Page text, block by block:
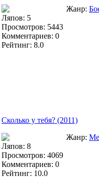
Жанр:
Ляпов: 5
Просмотров: 5443
Комментариев: 0
Рейтинг: 8.0
Сколько у тебя? (2011)
Жанр:
Ляпов: 8
Просмотров: 4069
Комментариев: 0
Рейтинг: 10.0